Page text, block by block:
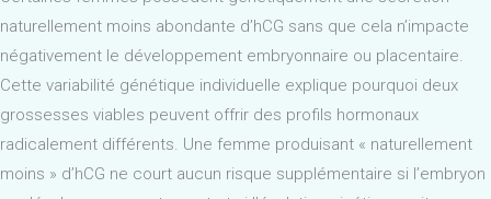
naturellement moins abondante d’hCG sans que cela n’impacte
négativement le développement embryonnaire ou placentaire.
Cette variabilité génétique individuelle explique pourquoi deux
grossesses viables peuvent offrir des profils hormonaux
radicalement différents. Une femme produisant « naturellement
moins » d’hCG ne court aucun risque supplémentaire si l’embryon